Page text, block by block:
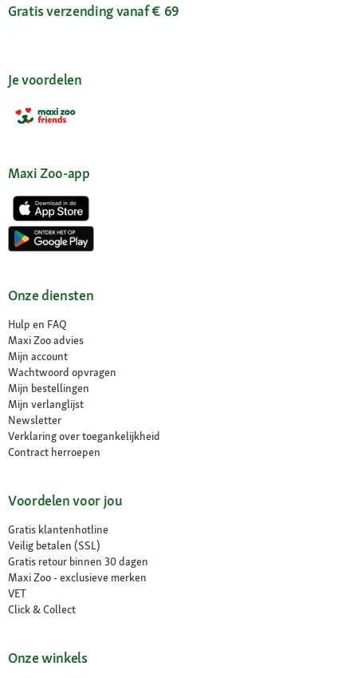
Gratis verzending vanaf € 69
Je voordelen
Maxi Zoo-app
Onze diensten
Hulp en FAQ
Maxi Zoo advies
Mijn account
Wachtwoord opvragen
Mijn bestellingen
Mijn verlanglijst
Newsletter
Verklaring over toegankelijkheid
Contract herroepen
Voordelen voor jou
Gratis klantenhotline
Veilig betalen (SSL)
Gratis retour binnen 30 dagen
Maxi Zoo - exclusieve merken
VET
Click & Collect
Onze winkels